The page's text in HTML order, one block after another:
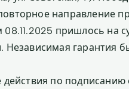
направление
пришлось на
Независимая гарантия
действия по